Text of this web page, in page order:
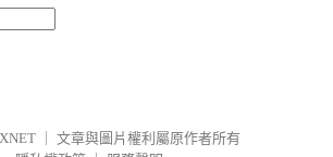
文章與圖片權利屬原作者所有